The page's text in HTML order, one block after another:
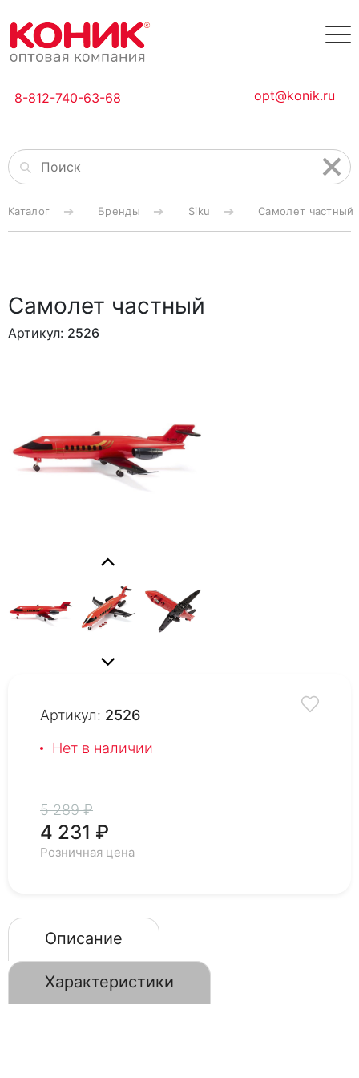
8-812-740-63-68 opt@konik.ru
Каталог Бренды Siku Самолет частный
Самолет частный
Артикул: 2526
Артикул: 2526
Нет в наличии
5 289 ₽
4 231 ₽
Розничная цена
Описание
Характеристики